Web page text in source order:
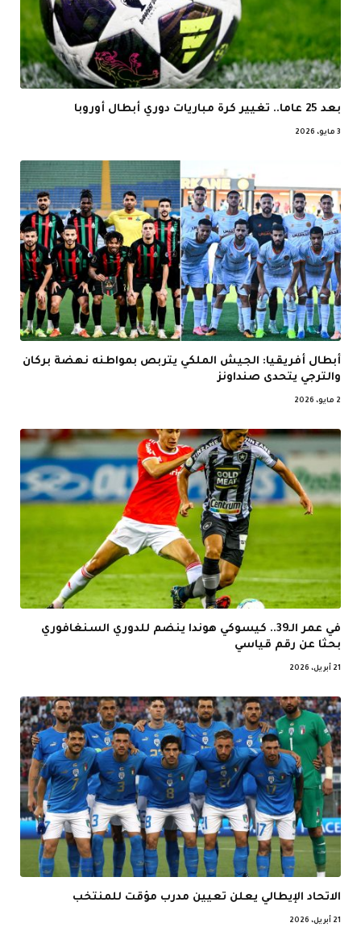
بعد 25 عاما.. تغيير كرة مباريات دوري أبطال أوروبا
3 مايو، 2026
أبطال أفريقيا: الجيش الملكي يتربص بمواطنه نهضة بركان
والترجي يتحدى صنداونز
2 مايو، 2026
في عمر الـ39.. كيسوكي هوندا ينضم للدوري السنغافوري
بحثا عن رقم قياسي
21 أبريل، 2026
الاتحاد الإيطالي يعلن تعيين مدرب مؤقت للمنتخب
21 أبريل، 2026